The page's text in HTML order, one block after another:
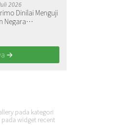
2026
Dinilai Menguji
Negara
pada kategori
pada widget recent